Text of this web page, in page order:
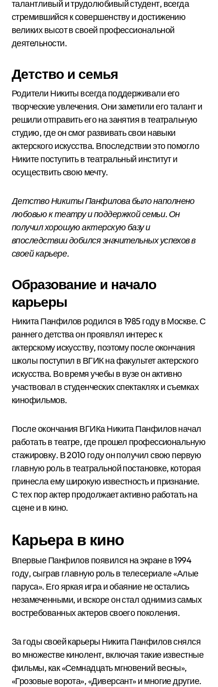
талантливый и трудолюбивый студент, всегда
стремившийся к совершенству и достижению
великих высот в своей профессиональной
деятельности.
Детство и семья
Родители Никиты всегда поддерживали его
творческие увлечения. Они заметили его талант и
решили отправить его на занятия в театральную
студию, где он смог развивать свои навыки
актерского искусства. Впоследствии это помогло
Никите поступить в театральный институт и
осуществить свою мечту.
Детство Никиты Панфилова было наполнено
любовью к театру и поддержкой семьи. Он
получил хорошую актерскую базу и
впоследствии добился значительных успехов в
своей карьере.
Образование и начало
карьеры
Никита Панфилов родился в 1985 году в Москве. С
раннего детства он проявлял интерес к
актерскому искусству, поэтому после окончания
школы поступил в ВГИК на факультет актерского
искусства. Во время учебы в вузе он активно
участвовал в студенческих спектаклях и съемках
кинофильмов.
После окончания ВГИКа Никита Панфилов начал
работать в театре, где прошел профессиональную
стажировку. В 2010 году он получил свою первую
главную роль в театральной постановке, которая
принесла ему широкую известность и признание.
С тех пор актер продолжает активно работать на
сцене и в кино.
Карьера в кино
Впервые Панфилов появился на экране в 1994
году, сыграв главную роль в телесериале «Алые
паруса». Его яркая игра и обаяние не остались
незамеченными, и вскоре он стал одним из самых
востребованных актеров своего поколения.
За годы своей карьеры Никита Панфилов снялся
во множестве кинолент, включая такие известные
фильмы, как «Семнадцать мгновений весны»,
«Грозовые ворота», «Диверсант» и многие другие.